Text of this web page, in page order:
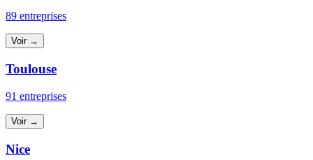
89 entreprises
Voir →
Toulouse
91 entreprises
Voir →
Nice